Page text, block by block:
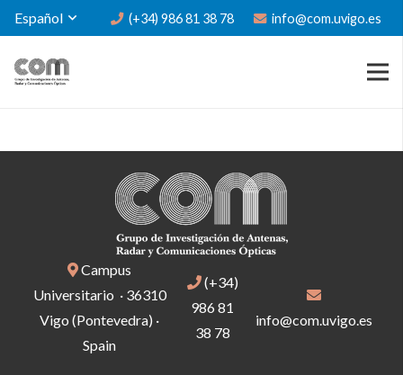
Español (+34) 986 81 38 78 info@com.uvigo.es
Campus
Universitario · 36310
Vigo (Pontevedra) ·
Spain
(+34)
986 81
38 78
info@com.uvigo.es